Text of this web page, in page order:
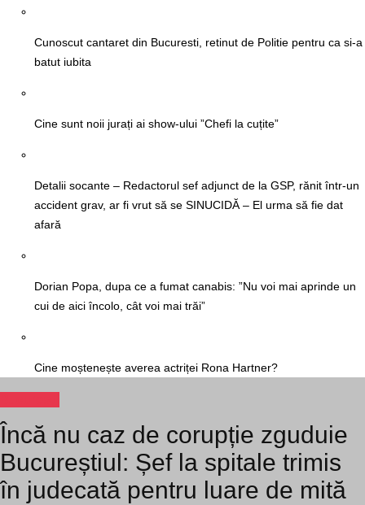
Cunoscut cantaret din Bucuresti, retinut de Politie pentru ca si-a
batut iubita
Cine sunt noii jurați ai show-ului ”Chefi la cuțite”
Detalii socante – Redactorul sef adjunct de la GSP, rănit într-un
accident grav, ar fi vrut să se SINUCIDĂ – El urma să fie dat
afară
Dorian Popa, dupa ce a fumat canabis: ”Nu voi mai aprinde un
cui de aici încolo, cât voi mai trăi”
Cine moștenește averea actriței Rona Hartner?
Încă nu caz de corupție zguduie
Bucureștiul: Șef la spitale trimis
în judecată pentru luare de mită